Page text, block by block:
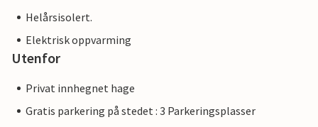
Helårsisolert.
Elektrisk oppvarming
Utenfor
Privat innhegnet hage
Gratis parkering på stedet : 3 Parkeringsplasser